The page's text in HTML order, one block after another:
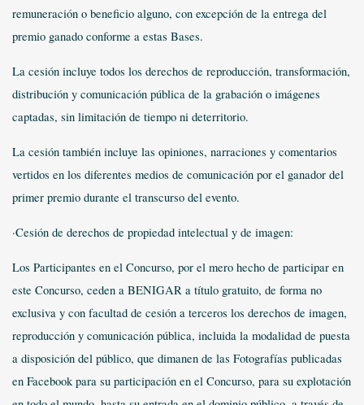
remuneración o beneficio alguno, con excepción de la entrega del
premio ganado conforme a estas Bases.
La cesión incluye todos los derechos de reproducción, transformación,
distribución y comunicación pública de la grabación o imágenes
captadas, sin limitación de tiempo ni deterritorio.
La cesión también incluye las opiniones, narraciones y comentarios
vertidos en los diferentes medios de comunicación por el ganador del
primer premio durante el transcurso del evento.
·Cesión de derechos de propiedad intelectual y de imagen:
Los Participantes en el Concurso, por el mero hecho de participar en
este Concurso, ceden a BENIGAR a título gratuito, de forma no
exclusiva y con facultad de cesión a terceros los derechos de imagen,
reproducción y comunicación pública, incluida la modalidad de puesta
a disposición del público, que dimanen de las Fotografías publicadas
en Facebook para su participación en el Concurso, para su explotación